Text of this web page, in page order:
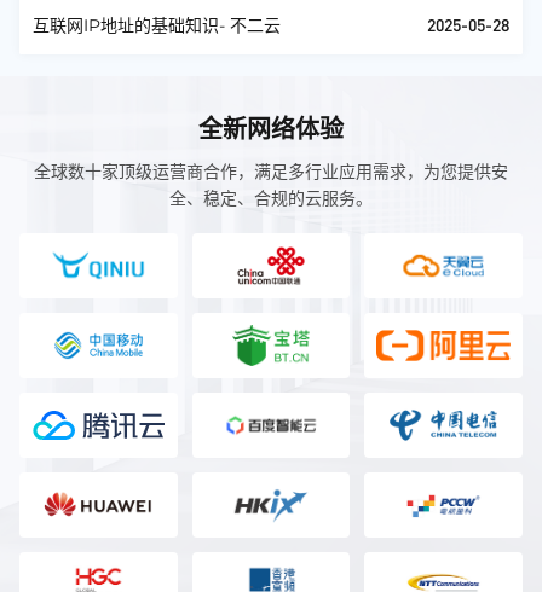
互联网IP地址的基础知识- 不二云 2025-05-28
全新网络体验
全球数十家顶级运营商合作，满足多行业应用需求，为您提供安
全、稳定、合规的云服务。